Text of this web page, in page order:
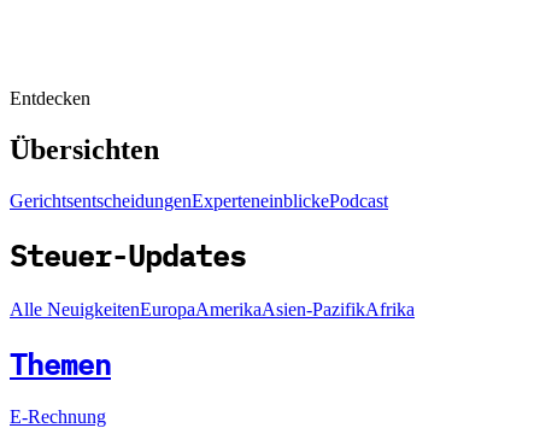
Entdecken
Übersichten
GerichtsentscheidungenExperteneinblickePodcast
Steuer-Updates
Alle NeuigkeitenEuropaAmerikaAsien-PazifikAfrika
Themen
E-Rechnung